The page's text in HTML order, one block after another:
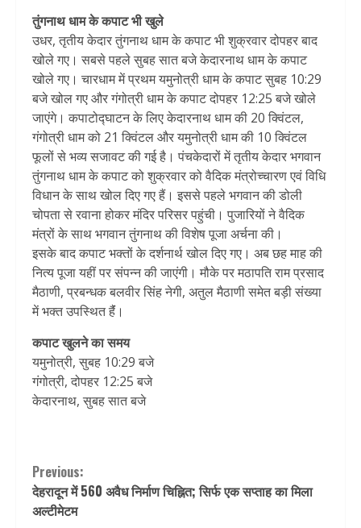
तुंगनाथ धाम के कपाट भी खुले
उधर, तृतीय केदार तुंगनाथ धाम के कपाट भी शुक्रवार दोपहर बाद
खोले गए। सबसे पहले सुबह सात बजे केदारनाथ धाम के कपाट
खोले गए। चारधाम में प्रथम यमुनोत्री धाम के कपाट सुबह 10:29
बजे खोल गए और गंगोत्री धाम के कपाट दोपहर 12:25 बजे खोले
जाएंगे। कपाटोद्घाटन के लिए केदारनाथ धाम की 20 क्विंटल,
गंगोत्री धाम को 21 क्विंटल और यमुनोत्री धाम की 10 क्विंटल
फूलों से भव्य सजावट की गई है। पंचकेदारों में तृतीय केदार भगवान
तुंगनाथ धाम के कपाट को शुक्रवार को वैदिक मंत्रोच्चारण एवं विधि
विधान के साथ खोल दिए गए हैं। इससे पहले भगवान की डोली
चोपता से रवाना होकर मंदिर परिसर पहुंची। पुजारियों ने वैदिक
मंत्रों के साथ भगवान तुंगनाथ की विशेष पूजा अर्चना की।
इसके बाद कपाट भक्तों के दर्शनार्थ खोल दिए गए। अब छह माह की
नित्य पूजा यहीं पर संपन्न की जाएंगी। मौके पर मठापति राम प्रसाद
मैठाणी, प्रबन्धक बलवीर सिंह नेगी, अतुल मैठाणी समेत बड़ी संख्या
में भक्त उपस्थित हैंं।
कपाट खुलने का समय
यमुनोत्री, सुबह 10:29 बजे
गंगोत्री, दोपहर 12:25 बजे
केदारनाथ, सुबह सात बजे
Continue
Reading
Previous:
देहरादून में 560 अवैध निर्माण चिह्नित; सिर्फ एक सप्ताह का मिला
अल्टीमेटम